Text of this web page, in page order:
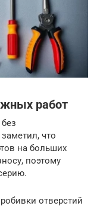
работ
что
на больших
поэтому
отверстий